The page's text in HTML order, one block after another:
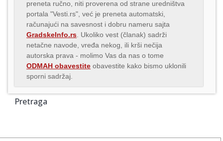
preneta ručno, niti proverena od strane uredništva
portala "Vesti.rs", već je preneta automatski,
računajući na savesnost i dobru nameru sajta
GradskeInfo.rs . Ukoliko vest (članak) sadrži
netačne navode, vređa nekog, ili krši nečija
autorska prava - molimo Vas da nas o tome
ODMAH obavestite obavestite kako bismo uklonili
sporni sadržaj.
Pretraga